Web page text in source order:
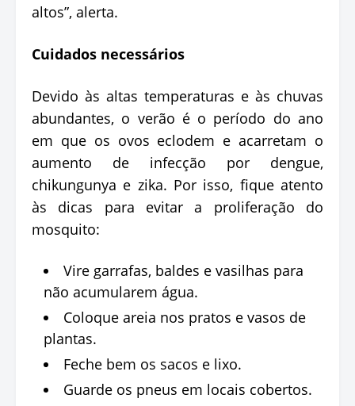
altos”, alerta.
Cuidados necessários
Devido às altas temperaturas e às chuvas
abundantes, o verão é o período do ano
em que os ovos eclodem e acarretam o
aumento de infecção por dengue,
chikungunya e zika. Por isso, fique atento
às dicas para evitar a proliferação do
mosquito:
Vire garrafas, baldes e vasilhas para
não acumularem água.
Coloque areia nos pratos e vasos de
plantas.
Feche bem os sacos e lixo.
Guarde os pneus em locais cobertos.